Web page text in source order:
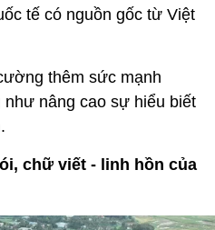
tế có nguồn gốc từ Việt
thêm sức mạnh
như nâng cao sự hiểu biết
chữ viết - linh hồn của